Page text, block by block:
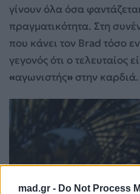
mad.gr - Do Not Process
γίνουν όλα όσα
πραγματικότητα. Στη
που κάνει τον Brad τόσο
γεγονός ότι ο τελευταίος
«αγωνιστής» στην καρδιά.